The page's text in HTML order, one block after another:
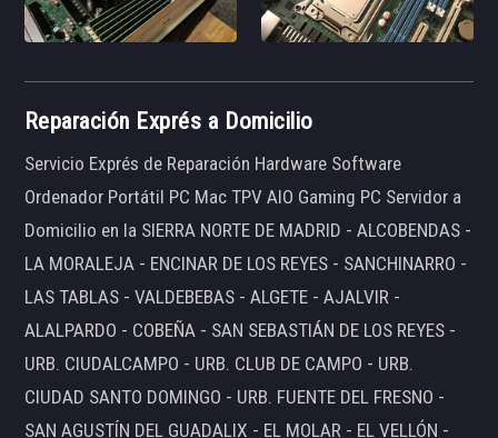
Reparación Exprés a Domicilio
Servicio Exprés de Reparación Hardware Software
Ordenador Portátil PC Mac TPV AIO Gaming PC Servidor a
Domicilio en la SIERRA NORTE DE MADRID - ALCOBENDAS -
LA MORALEJA - ENCINAR DE LOS REYES - SANCHINARRO -
LAS TABLAS - VALDEBEBAS - ALGETE - AJALVIR -
ALALPARDO - COBEÑA - SAN SEBASTIÁN DE LOS REYES -
URB. CIUDALCAMPO - URB. CLUB DE CAMPO - URB.
CIUDAD SANTO DOMINGO - URB. FUENTE DEL FRESNO -
SAN AGUSTÍN DEL GUADALIX - EL MOLAR - EL VELLÓN -